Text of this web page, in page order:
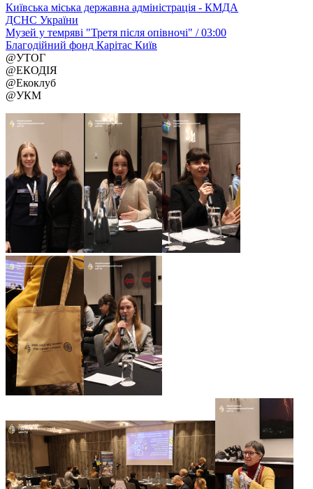
Київська міська державна адміністрація - КМДА
ДСНС України
Музей у темряві "Третя після опівночі" / 03:00
Благодійний фонд Карітас Київ
@УТОГ
@ЕКОДІЯ
@Екоклуб
@УКМ